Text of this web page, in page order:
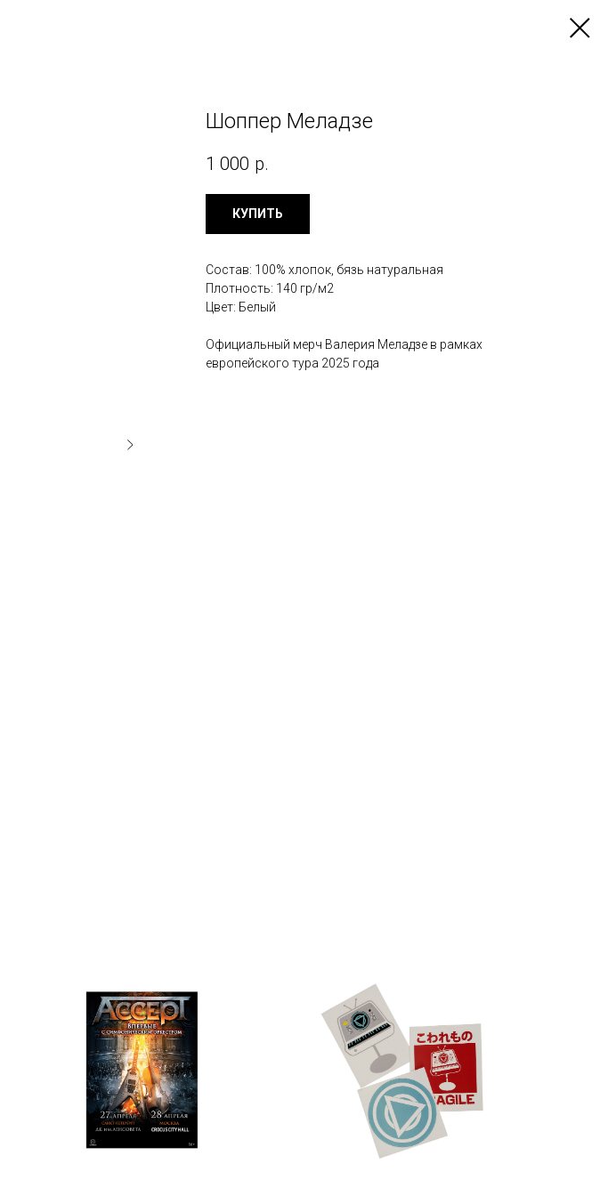
Шоппер Меладзе
1 000 р.
КУПИТЬ
Состав: 100% хлопок, бязь натуральная
Плотность: 140 гр/м2
Цвет: Белый
Официальный мерч Валерия Меладзе в рамках
европейского тура 2025 года